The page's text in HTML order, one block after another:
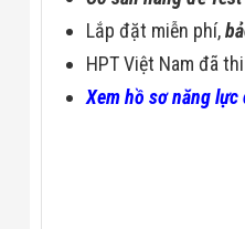
Lắp đặt miễn phí,
HPT Việt Nam đã
Xem hồ sơ năng lực